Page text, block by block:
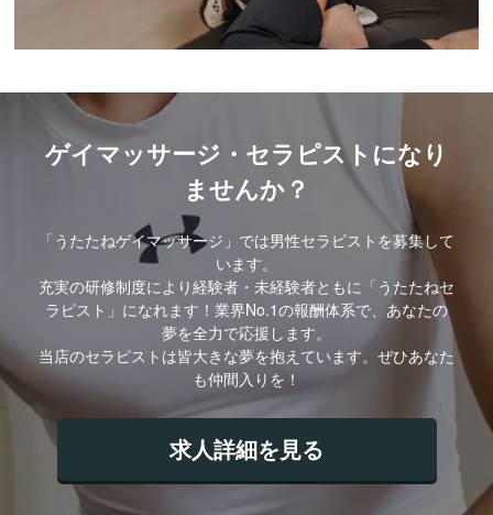
ゲイマッサージ・セラピストになり
ませんか？
「うたたねゲイマッサージ」では男性セラピストを募集して
います。
充実の研修制度により経験者・未経験者ともに「うたたねセ
ラピスト」になれます！業界No.1の報酬体系で、あなたの
夢を全力で応援します。
当店のセラピストは皆大きな夢を抱えています。ぜひあなた
も仲間入りを！
求人詳細を見る